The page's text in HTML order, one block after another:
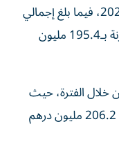
بـ610.8 مليون درهم في 31 ديسمبر 2025، فيما بلغ إجمالي
حقوق الملكية 194.7 مليون درهم، مقارنة بـ195.4 مليون
الفترة، حيث
أسهمت الأرصدة النقدية والبنكية البالغة 206.2 مليون درهم